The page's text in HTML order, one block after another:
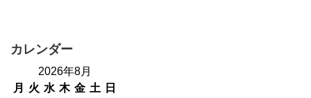
カレンダー
2026年8月
月
火 水 木 金 土 日